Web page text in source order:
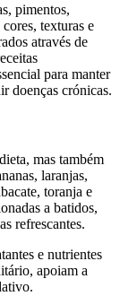
pimentos,
texturas e
através de
para manter
doenças crónicas.
mas também
laranjas,
toranja e
a batidos,
refrescantes.
e nutrientes
apoiam a